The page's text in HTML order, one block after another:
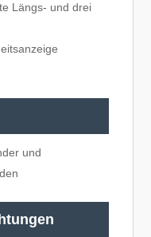
Längs- und drei
und